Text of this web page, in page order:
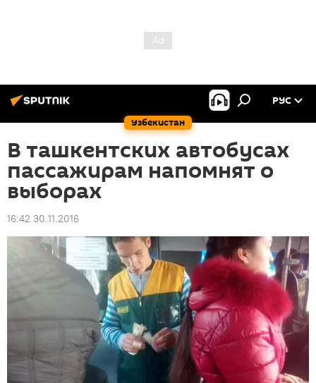
Узбекистан
РУС
В ташкентских автобусах
пассажирам напомнят о
выборах
16:42 30.11.2016